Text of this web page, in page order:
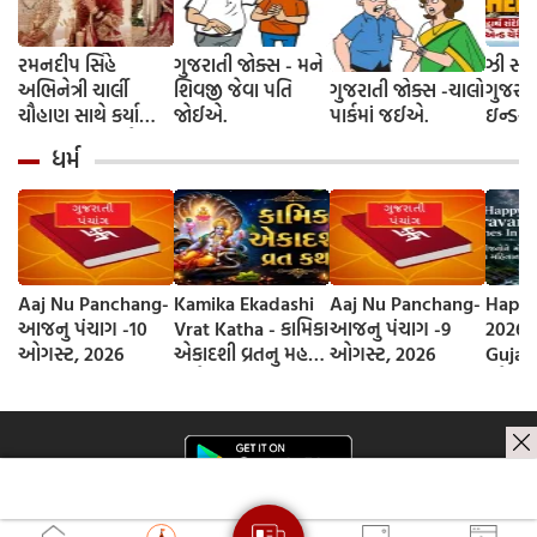
રમનદીપ સિંહે
અભિનેત્રી ચાર્લી
ચૌહાણ સાથે કર્યા
લગ્ન, જશ્નમાં ક્રિકેટ
જગતના કલાકારોની
હાજરી
ગુજરાતી જોક્સ - મને
શિવજી જેવા પતિ
જોઈએ.
ગુજરાતી જોક્સ -ચાલો
પાર્કમાં જઈએ.
ઝી
ચેરી'
રિલીઝ
ધર્મ
Aaj Nu Panchang-
આજનુ પંચાગ -10
ઓગસ્ટ, 2026
Kamika Ekadashi
Vrat Katha - કામિકા
એકાદશી વ્રતનુ મહત્વ
Aaj Nu Panchang-
આજનુ પંચાગ -9
ઓગસ્ટ, 2026
2026
આપો
સંદેશ